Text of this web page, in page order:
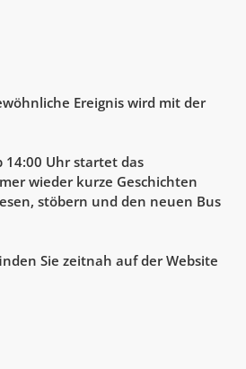
AK Internet
Ereignis wird mit der
14:00 Uhr startet das
wieder kurze Geschichten
stöbern und den neuen Bus
Sie zeitnah auf der Website